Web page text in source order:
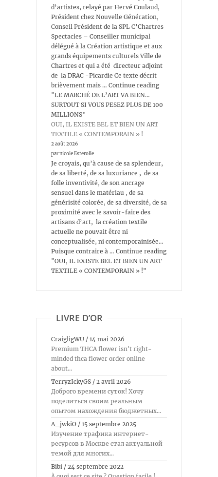
d’artistes, relayé par Hervé Coulaud,
Président chez Nouvelle Génération,
Conseil Président de la SPL C’Chartres
Spectacles – Conseiller municipal
délégué à la Création artistique et aux
grands équipements culturels Ville de
Chartres et qui a été directeur adjoint
de la DRAC -Picardie Ce texte décrit
brièvement mais … Continue reading
"LE MARCHÉ DE L’ART VA BIEN…
SURTOUT SI VOUS PESEZ PLUS DE 100
MILLIONS"
OUI, IL EXISTE BEL ET BIEN UN ART
TEXTILE « CONTEMPORAIN » !
2 août 2026
par nicole Esterolle
Je croyais, qu’à cause de sa splendeur,
de sa liberté, de sa luxuriance , de sa
folle inventivité, de son ancrage
sensuel dans le matériau , de sa
générisité colorée, de sa diversité, de sa
proximité avec le savoir-faire des
artisans d’art, la création textile
actuelle ne pouvait être ni
conceptualisée, ni contemporainisée…
Puisque contraire à … Continue reading
"OUI, IL EXISTE BEL ET BIEN UN ART
TEXTILE « CONTEMPORAIN » !"
LIVRE D’OR
CraigligWU / 14 mai 2026
Premium THCA flower isn't right-
minded thca flower order online
about...
TerryzIckyGS / 2 avril 2026
Доброго времени суток! Хочу
поделиться своим реальным
опытом нахождения бюджетных...
A_jwkiO / 15 septembre 2025
Изучение трафика интернет-
ресурсов в Москве стал актуальной
темой для многих...
Bibi / 24 septembre 2022